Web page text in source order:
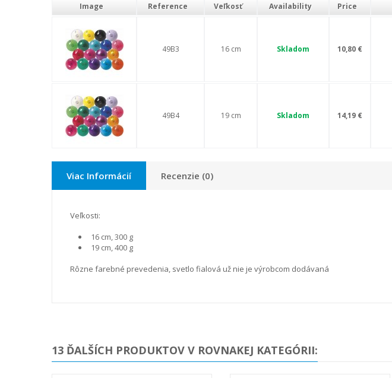
Image Reference Veľkosť Availability Price
49B3 16 cm Skladom 10,80 €
49B4 19 cm Skladom 14,19 €
Viac Informácií Recenzie (0)
Veľkosti:
16 cm, 300 g
19 cm, 400 g
Rôzne farebné prevedenia, svetlo fialová už nie je výrobcom dodávaná
13 ĎALŠÍCH PRODUKTOV V ROVNAKEJ KATEGÓRII: